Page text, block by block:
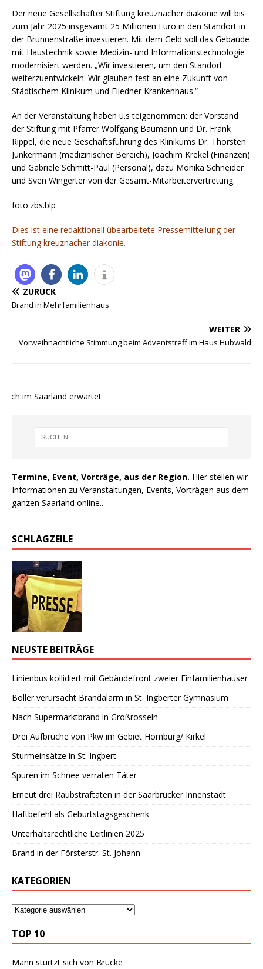
Der neue Gesellschafter Stiftung kreuznacher diakonie will bis
zum Jahr 2025 insgesamt 25 Millionen Euro in den Standort in
der Brunnenstraße investieren. Mit dem Geld soll das Gebäude
mit Haustechnik sowie Medizin- und Informationstechnologie
modernisiert werden. „Wir investieren, um den Standort
weiterzuentwickeln. Wir glauben fest an eine Zukunft von
Städtischem Klinikum und Fliedner Krankenhaus.“
An der Veranstaltung haben u.s teigenommen: der Vorstand
der Stiftung mit Pfarrer Wolfgang Baumann und Dr. Frank
Rippel, die neue Geschäftsführung des Klinikums Dr. Thorsten
Junkermann (medizinischer Bereich), Joachim Krekel (Finanzen)
und Gabriele Schmitt-Paul (Personal), dazu Monika Schneider
und Sven Wingerter von der Gesamt-Mitarbeitervertretung.
foto.zbs.blp
Dies ist eine redaktionell übearbeitete Pressemitteilung der
Stiftung kreuznacher diakonie.
ZURÜCK
Brand in Mehrfamilienhaus
WEITER
Vorweihnachtliche Stimmung beim Adventstreff im Haus Hubwald
im Saarland erwartet
Termine, Event, Vorträge, aus der Region. Hier stellen wir
Informationen zu Veranstaltungen, Events, Vorträgen aus dem
ganzen Saarland online..
SCHLAGZEILE
NEUSTE BEITRÄGE
Linienbus kollidiert mit Gebäudefront zweier Einfamilienhäuser
Böller verursacht Brandalarm in St. Ingberter Gymnasium
Nach Supermarktbrand in Großrosseln
Drei Aufbrüche von Pkw im Gebiet Homburg/ Kirkel
Sturmeinsätze in St. Ingbert
Spuren im Schnee verraten Täter
Erneut drei Raubstraftaten in der Saarbrücker Innenstadt
Haftbefehl als Geburtstagsgeschenk
Unterhaltsrechtliche Leitlinien 2025
Brand in der Försterstr. St. Johann
KATEGORIEN
TOP 10
Mann stürtzt sich von Brücke